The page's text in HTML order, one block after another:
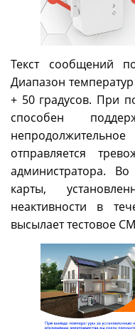
Текст сообщений
Диапазон
+ 50 градусов. При
способен
отправляется
администратора.
карты,
неактивности в
высылает тестовое